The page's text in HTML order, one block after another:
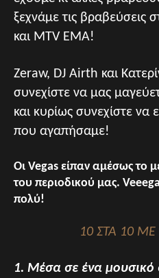
ξεχνάμε τις
και MTV EMA!
Ζeraw, DJ Airth και
συνεχίστε να μας
και κυρίως συνεχίστε να
που αγαπήσαμε!
Οι Vegas είπαν αμέσως το
του περιοδικού μας.
πολύ!
10 ΣΤΑ 10 ΜΕ
1. Μέσα σε ένα μουσικό